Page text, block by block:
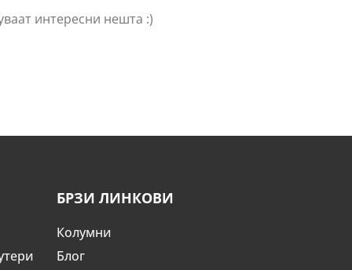
интересни нешта :)
БРЗИ ЛИНКОВИ
Колумни
Блог